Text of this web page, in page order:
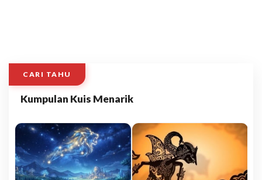
CARI TAHU
Kumpulan Kuis Menarik